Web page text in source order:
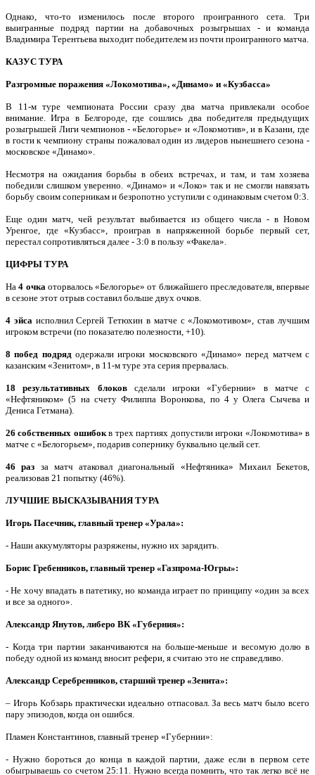
Однако, что-то изменилось после второго проигранного сета. Три
выигранные подряд партии на добавочных розыгрышах - и команда
Владимира Терентьева выходит победителем из почти проигранного матча.
КАЗУС ТУРА
Разгромные поражения «Локомотива», «Динамо» и «Кузбасса»
В 11-м туре чемпионата России сразу два матча привлекали особое
внимание. Игра в Белгороде, где сошлись два победителя предыдущих
розыгрышей Лиги чемпионов - «Белогорье» и «Локомотив», и в Казани, где
в гости к чемпиону страны пожаловал один из лидеров нынешнего сезона -
московское «Динамо».
Несмотря на ожидания борьбы в обеих встречах, и там, и там хозяева
победили слишком уверенно. «Динамо» и «Локо» так и не смогли навязать
борьбу своим соперникам и безропотно уступили с одинаковым счетом 0:3.
Еще один матч, чей результат выбивается из общего числа - в Новом
Уренгое, где «Кузбасс», проиграв в напряженной борьбе первый сет,
перестал сопротивляться далее - 3:0 в пользу «Факела».
ЦИФРЫ ТУРА
На4 очкаоторвалось «Белогорье» от ближайшего преследователя, впервые
в сезоне этот отрыв составил больше двух очков.
4 эйсаисполнил Сергей Тетюхин в матче с «Локомотивом», став лучшим
игроком встречи (по показателю полезности, +10).
8 побед подрядодержали игроки московского «Динамо» перед матчем с
казанским «Зенитом», в 11-м туре эта серия прервалась.
18 результативных блоковсделали игроки «Губернии» в матче с
«Нефтяником» (5 на счету Филиппа Воронкова, по 4 у Олега Сычева и
Дениса Гетмана).
26 собственных ошибокв трех партиях допустили игроки «Локомотива» в
матче с «Белогорьем», подарив сопернику буквально целый сет.
46 раз за матч атаковал диагональный «Нефтяника» Михаил Бекетов,
реализовав 21 попытку (46%).
ЛУЧШИЕ ВЫСКАЗЫВАНИЯ ТУРА
Игорь Пасечник, главный тренер «Урала»:
- Наши аккумуляторы разряжены, нужно их зарядить.
Борис Гребенников, главный тренер «Газпрома-Югры»:
- Не хочу впадать в патетику, но команда играет по принципу «один за всех
и все за одного».
Александр Янутов, либеро ВК «Губерния»:
- Когда три партии заканчиваются на больше-меньше и весомую долю в
победу одной из команд вносит рефери, я считаю это не справедливо.
Александр Серебренников, старший тренер «Зенита»:
– Игорь Кобзарь практически идеально отпасовал. За весь матч было всего
пару эпизодов, когда он ошибся.
Пламен Константинов, главный тренер «Губернии»:
- Нужно бороться до конца в каждой партии, даже если в первом сете
обыгрываешь со счетом 25:11. Нужно всегда помнить, что так легко всё не